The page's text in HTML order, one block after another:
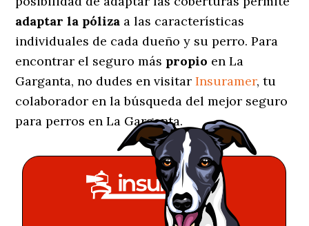
adaptar la póliza a las características
individuales de cada dueño y su perro. Para
encontrar el seguro más propio en La
Garganta, no dudes en visitarInsuramer, tu
colaborador en la búsqueda del mejor seguro
para perros en La Garganta.